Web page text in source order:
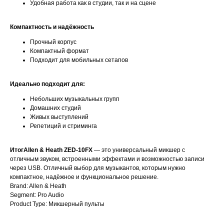
Удобная работа как в студии, так и на сцене
Компактность и надёжность
Прочный корпус
Компактный формат
Подходит для мобильных сетапов
Идеально подходит для:
Небольших музыкальных групп
Домашних студий
Живых выступлений
Репетиций и стриминга
ИтогAllen & Heath ZED-10FX — это универсальный микшер с
отличным звуком, встроенными эффектами и возможностью записи
через USB. Отличный выбор для музыкантов, которым нужно
компактное, надёжное и функциональное решение.
Brand: Allen & Heath
Segment: Pro Audio
Product Type: Микшерный пульты